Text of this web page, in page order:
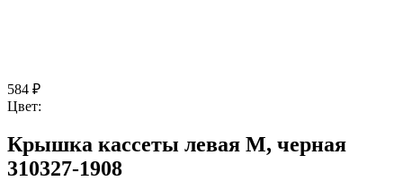
584 ₽
Цвет:
Крышка кассеты левая M, черная
310327-1908